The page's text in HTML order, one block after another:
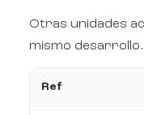
Otras unidades
mismo desarrollo.
Ref